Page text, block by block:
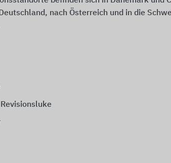
nach Österreich und in die